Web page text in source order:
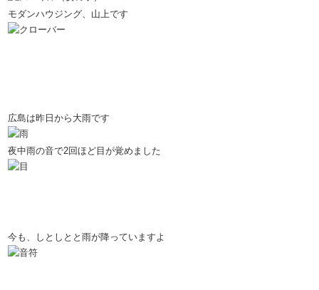
モダンハウジング、山上です
広島は昨日から大雨です
夜中雨の音で2回ほど目が覚めました
今も、しとしとと雨が降っていますよ